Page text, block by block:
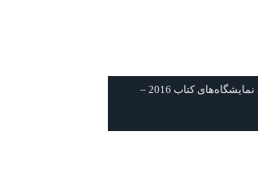
كاتالوگ‌های انجمن برای نمايشگاه‌های كتاب 2016 –